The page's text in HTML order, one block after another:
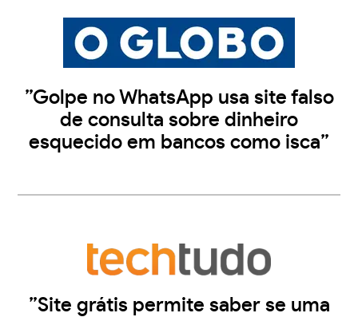
”Golpe no WhatsApp usa site falso
de consulta sobre dinheiro
esquecido em bancos como isca”
”Site grátis permite saber se uma